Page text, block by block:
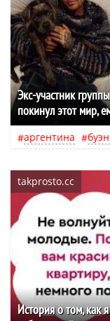
Экс-участник
покинул этот мир,
аргентина
takprosto.cc
История о том, как